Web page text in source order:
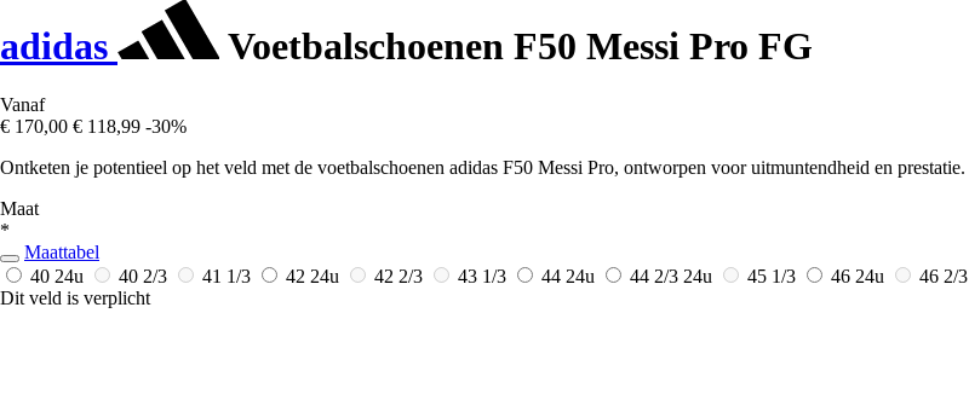
adidas Voetbalschoenen F50 Messi Pro FG
Vanaf
€ 170,00 € 118,99 -30%
Ontketen je potentieel op het veld met de voetbalschoenen adidas F50 Messi Pro, ontworpen voor uitmuntendheid en prestatie.
Maat
*
Maattabel
40 24u 40 2/3 41 1/3 42 24u 42 2/3 43 1/3 44 24u 44 2/3 24u 45 1/3 46 24u
46 2/3
Dit veld is verplicht